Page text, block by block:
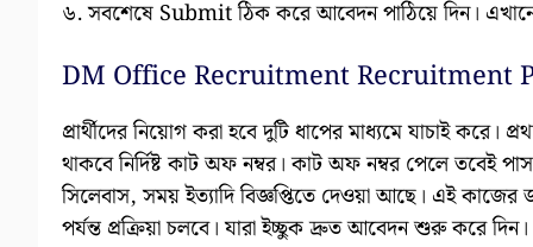
৬. সবশেষে Submit ঠিক করে আবেদন পাঠিয়ে দিন। এখানে
DM Office Recruitment Recruitment
প্রার্থীদের নিয়োগ করা হবে দুটি ধাপের মাধ্যমে যাচাই করে।
থাকবে নির্দিষ্ট কাট অফ নম্বর। কাট অফ নম্বর পেলে তবেই পাস
সিলেবাস, সময় ইত্যাদি বিজ্ঞপ্তিতে দেওয়া আছে। এই
পর্যন্ত প্রক্রিয়া চলবে। যারা ইচ্ছুক দ্রুত আবেদন শুরু করে দিন।